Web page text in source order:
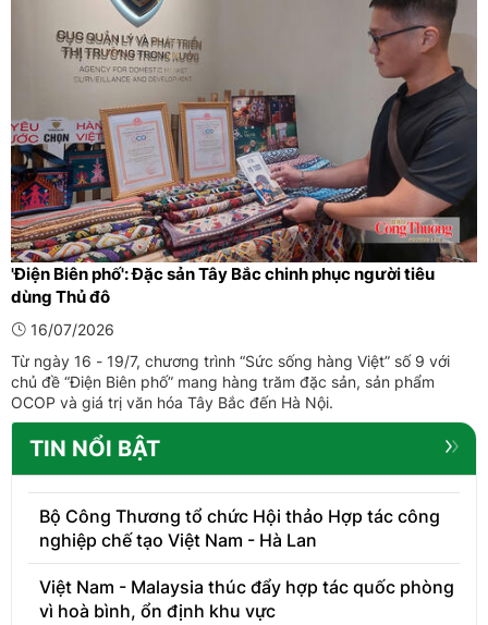
'Điện Biên phố': Đặc sản Tây Bắc chinh phục người tiêu
dùng Thủ đô
16/07/2026
Từ ngày 16 - 19/7, chương trình “Sức sống hàng Việt” số 9 với
chủ đề “Điện Biên phố” mang hàng trăm đặc sản, sản phẩm
OCOP và giá trị văn hóa Tây Bắc đến Hà Nội.
TIN NỔI BẬT
Bộ Công Thương tổ chức Hội thảo Hợp tác công
nghiệp chế tạo Việt Nam - Hà Lan
Việt Nam - Malaysia thúc đẩy hợp tác quốc phòng
vì hoà bình, ổn định khu vực